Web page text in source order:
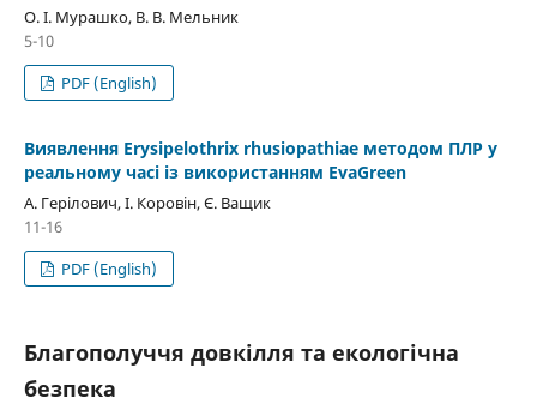
О. І. Мурашко, В. В. Мельник
5-10
PDF (English)
Виявлення Erysipelothrix rhusiopathiae методом ПЛР у
реальному часі із використанням EvaGreen
А. Герілович, І. Коровін, Є. Ващик
11-16
PDF (English)
Благополуччя довкілля та екологічна
безпека